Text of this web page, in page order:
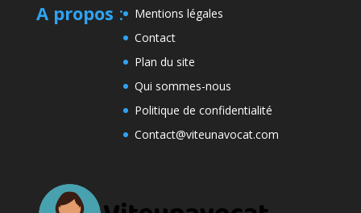
A propos :
Mentions légales
Contact
Plan du site
Qui sommes-nous
Politique de confidentialité
Contact@viteunavocat.com